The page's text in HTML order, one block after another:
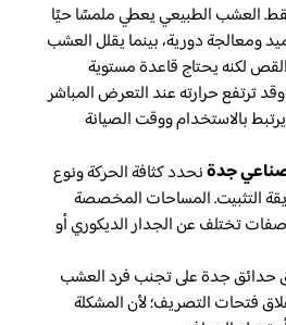
العشب الطبيعي يعطي ملمسًا حيًا
ومعالجة دورية، بينما يقلل العشب
لكنه يحتاج قاعدة مستوية
ترتفع حرارته عند التعرض المباشر
بالاستخدام ووقت الصيانة
جدةنحدد كثافة الحركة ونوع
التثبيت. المساحات المخصصة
تختلف عن الجدار الديكوري أو
حدائق جدة على تجنب فرد العشب
فتحات التصريف؛ لأن المشكلة